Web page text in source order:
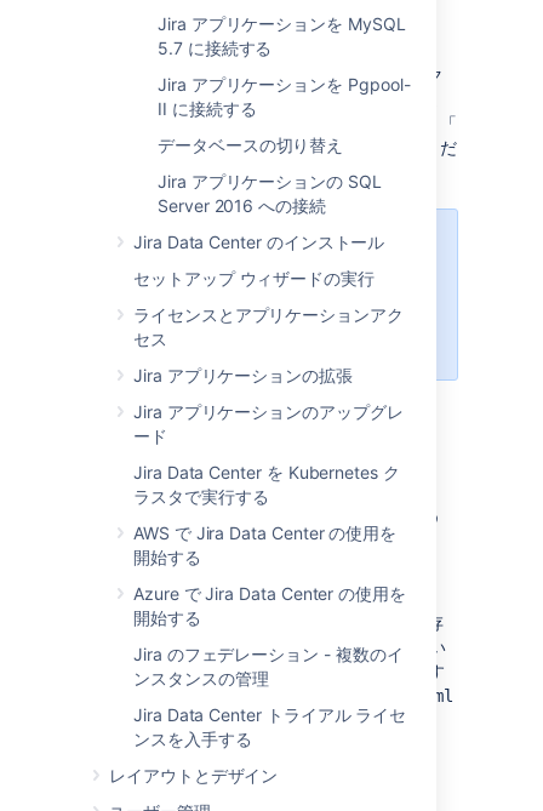
Jira アプリケーションを MySQL
5.7 に接続する
Jira アプリケーションを Pgpool-
II に接続する
データベースの切り替え
Jira アプリケーションの SQL
Server 2016 への接続
Jira Data Center のインストール
セットアップ ウィザードの実行
ライセンスとアプリケーションアク
セス
Jira アプリケーションの拡張
Jira アプリケーションのアップグレ
ード
Jira Data Center を Kubernetes ク
ラスタで実行する
AWS で Jira Data Center の使用を
開始する
Azure で Jira Data Center の使用を
開始する
Jira のフェデレーション - 複数のイ
ンスタンスの管理
Jira Data Center トライアル ライセ
ンスを入手する
レイアウトとデザイン
データベースの選択
データベースの選択は、その後の Jira 管理エク
スペリエンスに大きく影響する可能性がありま
す。複数のデータベースから選択できる場合、「
サポート対象のデータベースの一覧
」をご覧くだ
低コストのソリューションを探す場
合、MySQL または PostgreSQL
使用を検討してください。これらは
いずれもオープンソース (無料) ソ
フトウェアです。
Jira をアップグレードまた
は別のサーバーに移行する
場合
Jira の手動アップグレードまたは
他のサーバーへの Jira の移行
を実行中で、既存
dbconfig.xmlファイルにアクセスできない
場合は、データベース コネクションを再構成す
dbconfig.xml
ファイルが新しい Jira インストールの
Jira ホーム ディレクトリ
Jira データベース コネクションが定義されま